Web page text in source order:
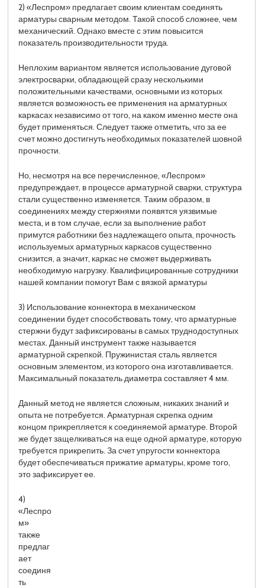
2) «Леспром» предлагает своим клиентам соединять
арматуры сварным методом. Такой способ сложнее, чем
механический. Однако вместе с этим повысится
показатель производительности труда.
Неплохим вариантом является использование дуговой
электросварки, обладающей сразу несколькими
положительными качествами, основными из которых
является возможность ее применения на арматурных
каркасах независимо от того, на каком именно месте она
будет применяться. Следует также отметить, что за ее
счет можно достигнуть необходимых показателей шовной
прочности.
Но, несмотря на все перечисленное, «Леспром»
предупреждает, в процессе арматурной сварки, структура
стали существенно изменяется. Таким образом, в
соединениях между стержнями появятся уязвимые
места, и в том случае, если за выполнение работ
примутся работники без надлежащего опыта, прочность
используемых арматурных каркасов существенно
снизится, а значит, каркас не сможет выдерживать
необходимую нагрузку. Квалифицированные сотрудники
нашей компании помогут Вам с вязкой арматуры
3) Использование коннектора в механическом
соединении будет способствовать тому, что арматурные
стержни будут зафиксированы в самых труднодоступных
местах. Данный инструмент также называется
арматурной скрепкой. Пружинистая сталь является
основным элементом, из которого она изготавливается.
Максимальный показатель диаметра составляет 4 мм.
Данный метод не является сложным, никаких знаний и
опыта не потребуется. Арматурная скрепка одним
концом прикрепляется к соединяемой арматуре. Второй
же будет защелкиваться на еще одной арматуре, которую
требуется прикрепить. За счет упругости коннектора
будет обеспечиваться прижатие арматуры, кроме того,
это зафиксирует ее.
4)
«Леспро
м»
также
предлаг
ает
соединя
ть